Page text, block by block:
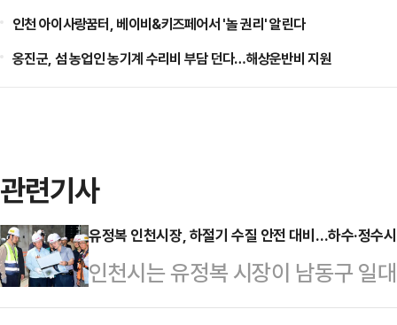
인천 아이사랑꿈터, 베이비&키즈페어서 '놀 권리' 알린다
옹진군, 섬 농업인 농기계 수리비 부담 던다…해상운반비 지원
관련기사
유정복 인천시장, 하절기 수질 안전 대비…하수·정수
인천시는 유정복 시장이 남동구 일
방문, 하절기 수질안전 확보와 안정